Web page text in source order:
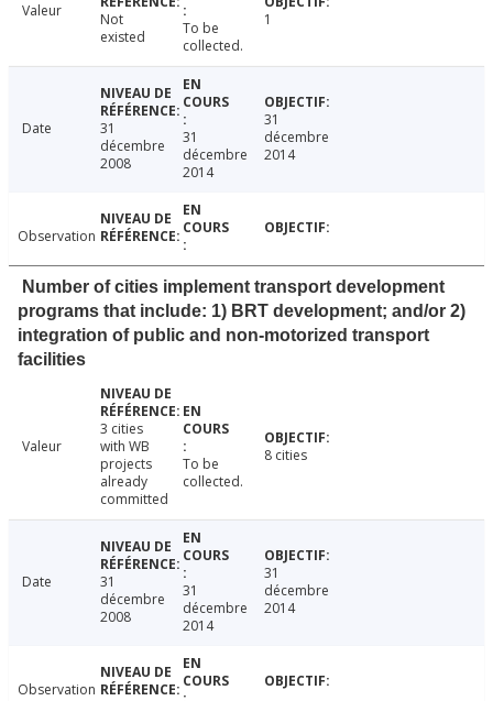
Valeur
Not
existed
To be
collected.
1
Date
31
décembre
2008
31
décembre
2014
31
décembre
2014
Observation
Number of cities implement transport development
programs that include: 1) BRT development; and/or 2)
integration of public and non-motorized transport
facilities
Valeur
3 cities
with WB
projects
already
committed
To be
collected.
8 cities
Date
31
décembre
2008
31
décembre
2014
31
décembre
2014
Observation